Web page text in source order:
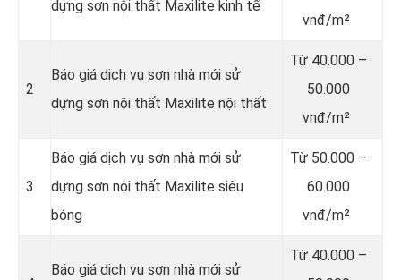
dựng sơn nội thất Maxilite kinh tế
vnđ/m²
2
Báo giá dịch vụ sơn nhà mới sử
dựng sơn nội thất Maxilite nội thất
Từ 40.000 –
50.000
vnđ/m²
3
Báo giá dịch vụ sơn nhà mới sử
dựng sơn nội thất Maxilite siêu
bóng
Từ 50.000 –
60.000
vnđ/m²
Báo giá dịch vụ sơn nhà mới sử
Từ 40.000 –